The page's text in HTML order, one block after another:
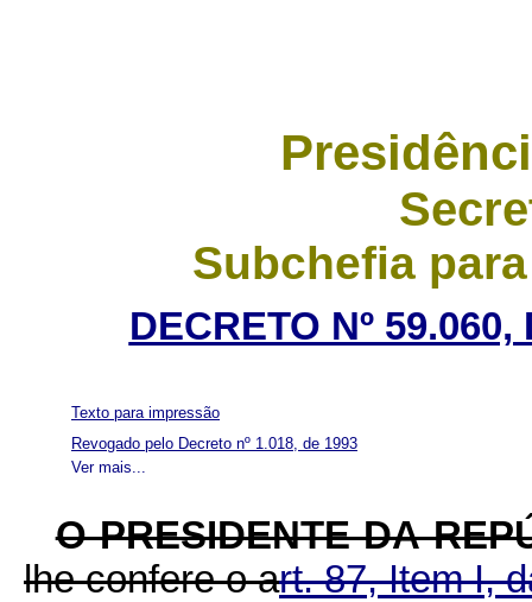
Subchefia
DECRETO Nº
Ver mais...
Texto para impressão
Revogado pelo Decreto nº 1.018, de 1993
O PRESIDENTE DA
lhe confere o art. 87, Item I,